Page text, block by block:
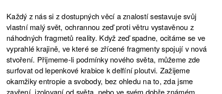
Každý z nás si z dostupných věcí a znalostí sestavuje svůj
vlastní malý svět, ochrannou zeď proti větru vystavěnou z
náhodných fragmetů reality. Když zeď spadne, ocitáme se ve
vyprahlé krajině, ve které se zřícené fragmenty spojují v nová
stvoření. Přijmeme-li podmínky nového světa, můžeme zde
surfovat od lepenkové krabice k delfíní ploutvi. Zažijeme
okamžiky entropie a svobody, bez ohledu na to, zda jsme
zavření, izolovaní od světa, nebo ve svém dobře známém